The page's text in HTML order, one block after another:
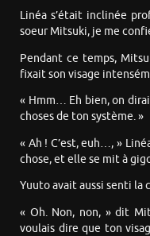
Linéa s’était inclinée
soeur Mitsuki, je me
Pendant ce temps,
fixait son visage
« Hmm… Eh bien, on
choses de ton système. »
« Ah ! C’est, euh…, »
chose, et elle se mit à
Yuuto avait aussi senti la
« Oh. Non, non, » dit
voulais dire que ton